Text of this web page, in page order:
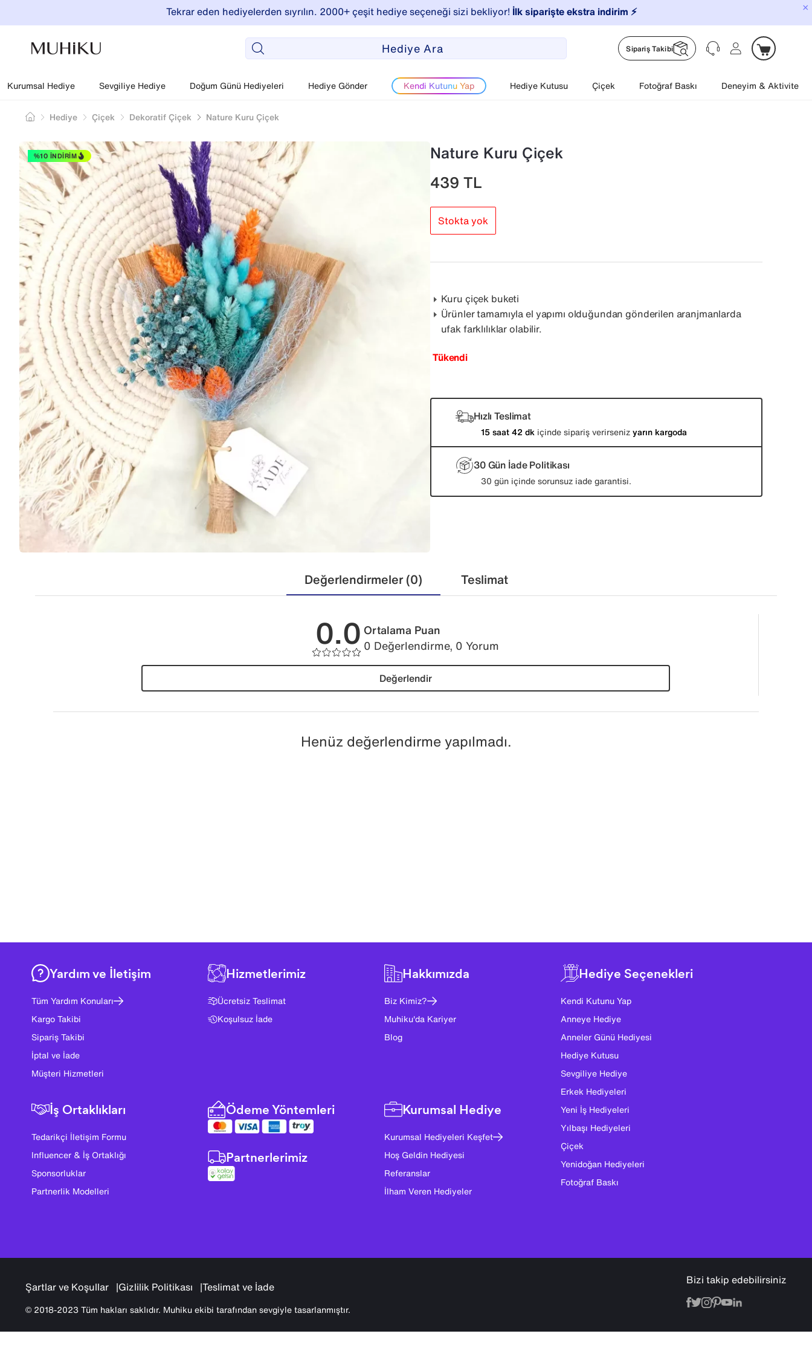
×
Tekrar eden hediyelerden sıyrılın. 2000+ çeşit hediye seçeneği sizi bekliyor! İlk siparişte ekstra indirim ⚡️
Sipariş Takibi
Kurumsal Hediye Sevgiliye Hediye Doğum Günü Hediyeleri Hediye Gönder Kendi Kutunu Yap Hediye Kutusu Çiçek Fotoğraf Baskı Deneyim & Aktivite
Hediye Çiçek Dekoratif Çiçek Nature Kuru Çiçek
%10 İNDIRIM
Nature Kuru Çiçek
439 TL
Stokta yok
Kuru çiçek buketi
Ürünler tamamıyla el yapımı olduğundan gönderilen aranjmanlarda
ufak farklılıklar olabilir.
Tükendi
Hızlı Teslimat
15 saat 42 dk içinde sipariş verirsenizyarın kargoda
30 Gün İade Politikası
30 gün içinde sorunsuz iade garantisi.
Değerlendirmeler (0) Teslimat
0.0 Ortalama Puan
0 Değerlendirme, 0 Yorum
Değerlendir
Henüz değerlendirme yapılmadı.
Yardım ve İletişim
Tüm Yardım Konuları
Kargo Takibi
Sipariş Takibi
İptal ve İade
Müşteri Hizmetleri
İş Ortaklıkları
Tedarikçi İletişim Formu
Influencer & İş Ortaklığı
Sponsorluklar
Partnerlik Modelleri
Hizmetlerimiz
Ücretsiz Teslimat
Koşulsuz İade
Ödeme Yöntemleri
Partnerlerimiz
Hakkımızda
Biz Kimiz?
Muhiku'da Kariyer
Blog
Kurumsal Hediye
Kurumsal Hediyeleri Keşfet
Hoş Geldin Hediyesi
Referanslar
İlham Veren Hediyeler
Hediye Seçenekleri
Kendi Kutunu Yap
Anneye Hediye
Anneler Günü Hediyesi
Hediye Kutusu
Sevgiliye Hediye
Erkek Hediyeleri
Yeni İş Hediyeleri
Yılbaşı Hediyeleri
Çiçek
Yenidoğan Hediyeleri
Fotoğraf Baskı
Şartlar ve Koşullar Gizlilik Politikası Teslimat ve İade
© 2018-2023 Tüm hakları saklıdır. Muhiku ekibi tarafından sevgiyle tasarlanmıştır.
Bizi takip edebilirsiniz